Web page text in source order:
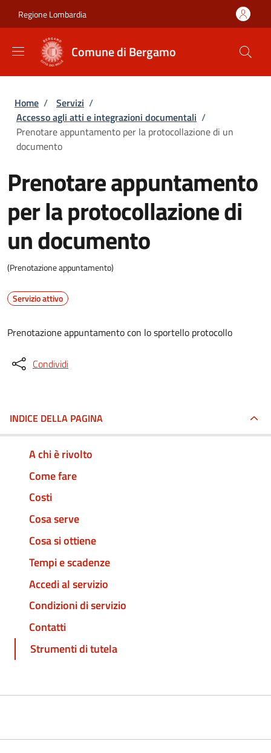
Regione Lombardia
Comune di Bergamo
Briciole di pane
Home / Servizi /
Accesso agli atti e integrazioni documentali /
Prenotare appuntamento per la protocollazione di un
documento
Prenotare appuntamento
per la protocollazione di
un documento
(Prenotazione appuntamento)
Servizio attivo
Prenotazione appuntamento con lo sportello protocollo
Condividi
INDICE DELLA PAGINA
A chi è rivolto
Come fare
Costi
Cosa serve
Cosa si ottiene
Tempi e scadenze
Accedi al servizio
Condizioni di servizio
Contatti
Strumenti di tutela